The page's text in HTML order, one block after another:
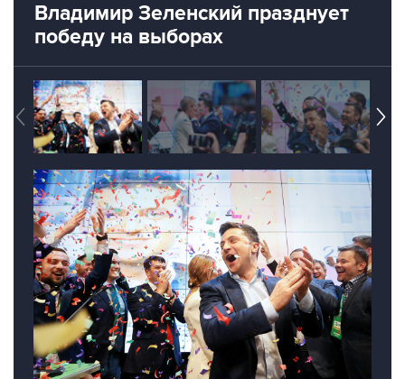
Владимир Зеленский празднует
победу на выборах